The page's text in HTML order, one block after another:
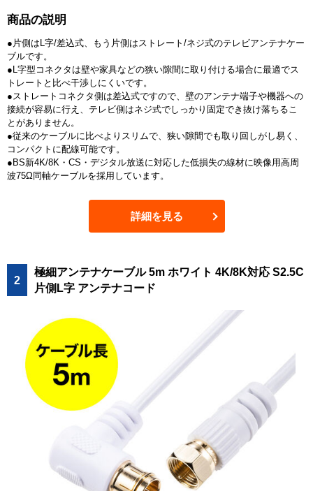
商品の説明
●片側はL字/差込式、もう片側はストレート/ネジ式のテレビアンテナケー
ブルです。
●L字型コネクタは壁や家具などの狭い隙間に取り付ける場合に最適でス
トレートと比べ干渉しにくいです。
●ストレートコネクタ側は差込式ですので、壁のアンテナ端子や機器への
接続が容易に行え、テレビ側はネジ式でしっかり固定でき抜け落ちるこ
とがありません。
●従来のケーブルに比べよりスリムで、狭い隙間でも取り回しがし易く、
コンパクトに配線可能です。
●BS新4K/8K・CS・デジタル放送に対応した低損失の線材に映像用高周
波75Ω同軸ケーブルを採用しています。
詳細を見る
2
極細アンテナケーブル 5m ホワイト 4K/8K対応 S2.5C
片側L字 アンテナコード